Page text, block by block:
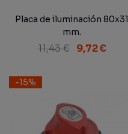
Placa de iluminación 80x31
mm.
11,43 € 9,72 €
-15%